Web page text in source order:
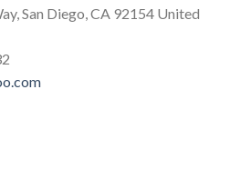
San Diego, CA 92154 United